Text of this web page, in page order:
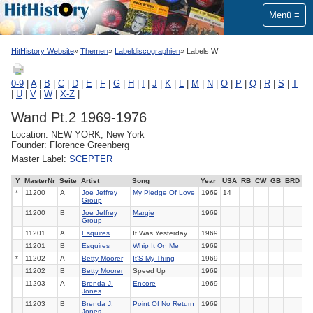
Menü
HitHistory Website Themen Labeldiscographien Labels W
0-9 A| B C D E F G H J K L M N O P Q R S
T
U V W X-Z
Wand Pt.2 1969-1976
Location: NEW YORK, New York
Founder: Florence Greenberg
Master Label: SCEPTER
Y MasterNr Seite Artist Song Year USA RB CW GB BRD
*
11200 A
Joe Jeffrey
Group
My Pledge Of Love 1969 14
11200 B
Joe Jeffrey
Group
Margie 1969
11201 A Esquires It Was Yesterday
1969
11201
B Esquires Whip It On Me
1969
*
11202 A Betty Moorer It'S My Thing
1969
11202
B Betty Moorer Speed Up
1969
11203
A
Brenda J.
Jones
Encore 1969
11203 B
Brenda J.
Jones
Point Of No Return 1969